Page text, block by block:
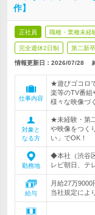
作】
正社員 職種・業種未経
完全週休2日制 第二新
情報更新日：2026/07/28
仕事内容
★遊びゴコロ
楽等のTV番組
様々な映像づ
対象と
なる方
★未経験・第
や映像をつく
い」でOK！
勤務地
◆本社（渋谷
レビ朝日、テ
給与
月給27万
当社規定によ